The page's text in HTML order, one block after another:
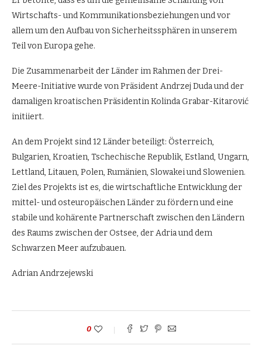
Wirtschafts- und Kommunikationsbeziehungen und vor
allem um den Aufbau von Sicherheitssphären in unserem
Teil von Europa gehe.
Die Zusammenarbeit der Länder im Rahmen der Drei-
Meere-Initiative wurde von Präsident Andrzej Duda und der
damaligen kroatischen Präsidentin Kolinda Grabar-Kitarović
initiiert.
An dem Projekt sind 12 Länder beteiligt: Österreich,
Bulgarien, Kroatien, Tschechische Republik, Estland, Ungarn,
Lettland, Litauen, Polen, Rumänien, Slowakei und Slowenien.
Ziel des Projekts ist es, die wirtschaftliche Entwicklung der
mittel- und osteuropäischen Länder zu fördern und eine
stabile und kohärente Partnerschaft zwischen den Ländern
des Raums zwischen der Ostsee, der Adria und dem
Schwarzen Meer aufzubauen.
Adrian Andrzejewski
0